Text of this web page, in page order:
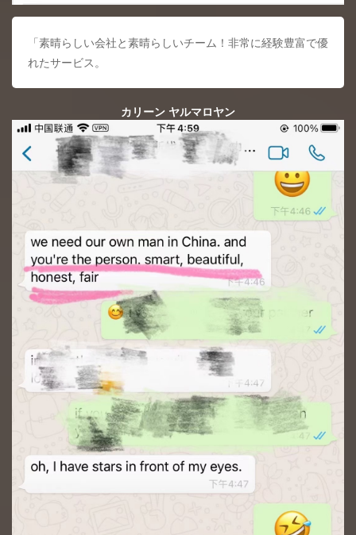
「素晴らしい会社と素晴らしいチーム！非常に経験豊富で優
れたサービス。
カリーン ヤルマロヤン